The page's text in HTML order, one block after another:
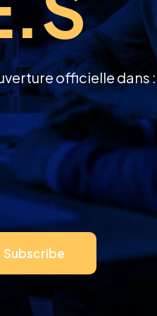
officielle dans :
Subscribe